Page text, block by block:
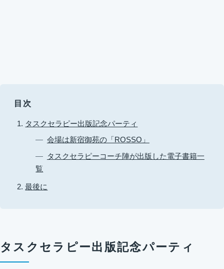
目次
タスクセラピー出版記念パーティ
会場は新宿御苑の「ROSSO」
タスクセラピーコーチ陣が出版した電子書籍一
覧
最後に
タスクセラピー出版記念パーティ